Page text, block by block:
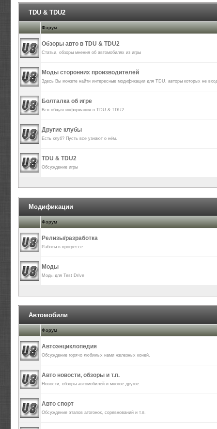
TDU & TDU2
Форум
Обзоры авто в TDU & TDU2
Статьи, обзоры мнения об автомобилях из игры
Моды сторонних производителей
Здесь Вы можете найти интересные модификации для TDU, авторы которых не
Болталка об игре
Вся общая информация о TDU & TDU2
Другие клубы
Есть клуб? Пусть все узнают о нём.
TDU & TDU2
Обсуждение игры
Модификации
Форум
Релизы/разработка
Работы в прогрессе
Моды
Моды для Test Drive
Автомобили
Форум
Автоэнциклопедия
Обсуждение горячо любимых нами железных коней.
Авто новости, обзоры и т.п.
Новости, обзоры автомобилей и многое другое.
Авто спорт
Обсуждение этапов атогонок, соревнований и т.п.